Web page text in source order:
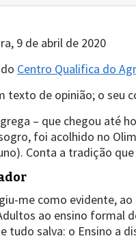
9 de abril de 2020
Centro Qualifica do
texto de opinião; o seu
– que chegou até
foi acolhido no
Conta a tradição
me como evidente,
ao ensino formal
tudo salva: o Ensino a